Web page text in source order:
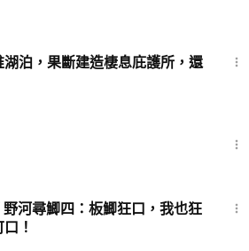
泊，果斷建造棲息庇護所，還
河尋鯽四：板鯽狂口，我也狂
！